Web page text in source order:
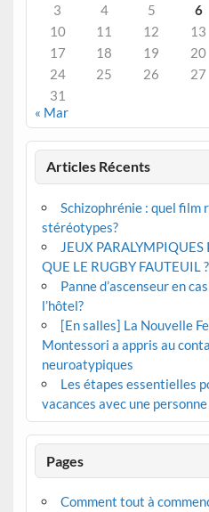
3
4 5 6
10
11 12 13
17
18 19 20
24
25 26 27
31
« Mar
Articles Récents
Schizophrénie : quel film
stéréotypes?
JEUX PARALYMPIQUES
QUE LE RUGBY FAUTEUIL ?
Panne d’ascenseur en
l’hôtel?
[En salles] La Nouvelle
Montessori a appris au
neuroatypiques
Les étapes essentielles
vacances avec une
Pages
Comment tout à